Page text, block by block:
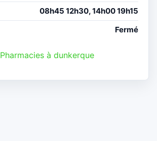
08h45 12h30, 14h00 19h15
Fermé
à dunkerque